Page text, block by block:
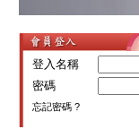
登入名稱
密碼
忘記密碼 ?